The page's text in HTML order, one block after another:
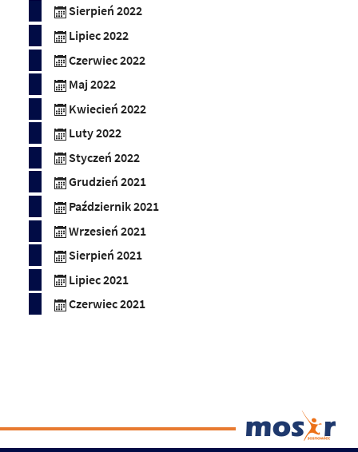
Sierpień 2022
Lipiec 2022
Czerwiec 2022
Maj 2022
Kwiecień 2022
Luty 2022
Styczeń 2022
Grudzień 2021
Październik 2021
Wrzesień 2021
Sierpień 2021
Lipiec 2021
Czerwiec 2021